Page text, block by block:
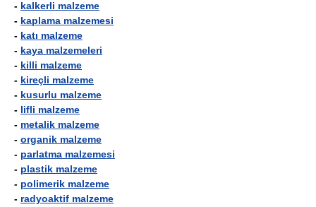
- kalkerli malzeme
- kaplama malzemesi
- katı malzeme
- kaya malzemeleri
- killi malzeme
- kireçli malzeme
- kusurlu malzeme
- lifli malzeme
- metalik malzeme
- organik malzeme
- parlatma malzemesi
- plastik malzeme
- polimerik malzeme
- radyoaktif malzeme